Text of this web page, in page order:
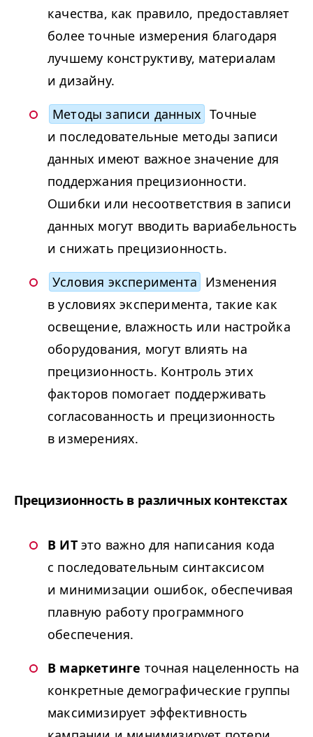
качества, как правило, предоставляет
более точные измерения благодаря
лучшему конструктиву, материалам
и дизайну.
Методы записи данных Точные
и последовательные методы записи
данных имеют важное значение для
поддержания прецизионности.
Ошибки или несоответствия в записи
данных могут вводить вариабельность
и снижать прецизионность.
Условия эксперимента Изменения
в условиях эксперимента, такие как
освещение, влажность или настройка
оборудования, могут влиять на
прецизионность. Контроль этих
факторов помогает поддерживать
согласованность и прецизионность
в измерениях.
Прецизионность в различных контекстах
В ИТэто важно для написания кода
с последовательным синтаксисом
и минимизации ошибок, обеспечивая
плавную работу программного
обеспечения.
В маркетинге точная нацеленность на
конкретные демографические группы
максимизирует эффективность